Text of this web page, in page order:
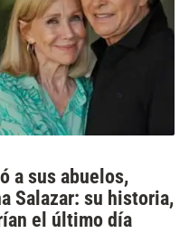
a sus abuelos,
Salazar: su historia,
el último día